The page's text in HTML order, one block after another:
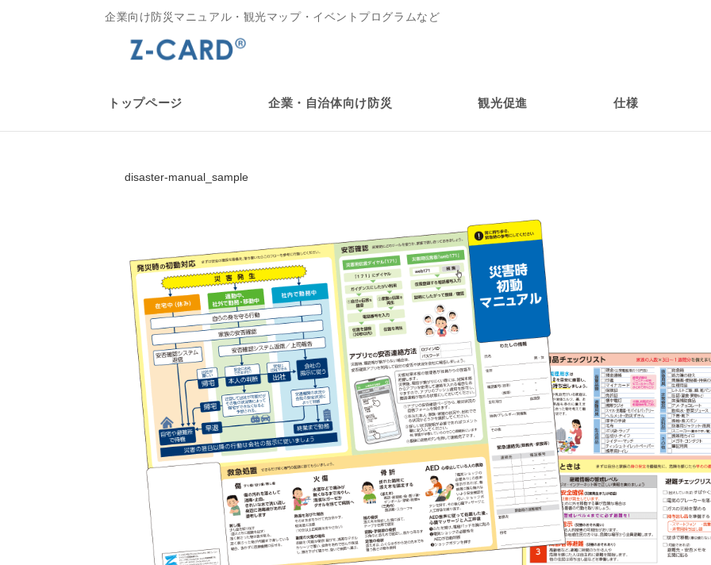
企業向け防災マニュアル・観光マップ・イベントプログラムなど
トップページ 企業・自治体向け防災 観光促進 仕様
disaster-manual_sample